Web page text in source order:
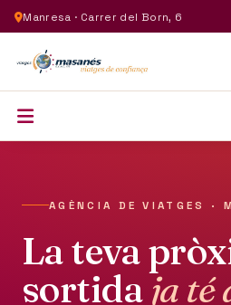
Manresa · Carrer del Born, 6
AGÈNCIA DE VIATGES ·
La teva
sortidaja té